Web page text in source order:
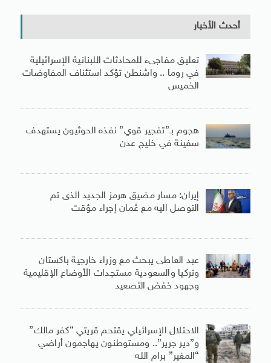
أحدث الأخبار
تعليق مفاجىء للمحادثات اللبنانية الإسرائيلية
في روما .. واشنطن تؤكد استئناف المفاوضات
الخميس
هجوم بـ”تفجير قوي” نفذه الحوثيون يستهدف
سفينة في خليج عدن
إيران: مسار مضيق هرمز الجديد الذى تم
التوصل اليه مع عُمان إجراء مؤقت
عبد العاطى يبحث مع وزراء خارجية باكستان
وتركيا والسعودية مستجدات الأوضاع الإقليمية
وجهود خفض التصعيد
الاحتلال الإسرائيلي يقتحم قريتي “كفر مالك”
و”دير جرير”.. ومستوطنون يهاجمون أراضي
“المغير” برام الله